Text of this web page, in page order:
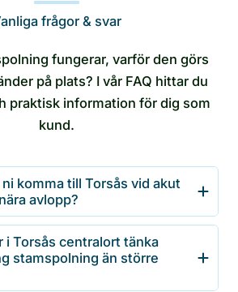
frågor & svar
fungerar, varför den görs
på plats? I vår FAQ hittar du
praktisk information för dig som
kund.
komma till Torsås vid akut
avlopp?
i Torsås centralort tänka
stamspolning än större